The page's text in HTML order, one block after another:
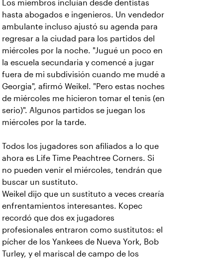
Los miembros incluían desde dentistas
hasta abogados e ingenieros. Un vendedor
ambulante incluso ajustó su agenda para
regresar a la ciudad para los partidos del
miércoles por la noche. "Jugué un poco en
la escuela secundaria y comencé a jugar
fuera de mi subdivisión cuando me mudé a
Georgia", afirmó Weikel. "Pero estas noches
de miércoles me hicieron tomar el tenis (en
serio)". Algunos partidos se juegan los
miércoles por la tarde.
Todos los jugadores son afiliados a lo que
ahora es Life Time Peachtree Corners. Si
no pueden venir el miércoles, tendrán que
buscar un sustituto.
Weikel dijo que un sustituto a veces crearía
enfrentamientos interesantes. Kopec
recordó que dos ex jugadores
profesionales entraron como sustitutos: el
pícher de los Yankees de Nueva York, Bob
Turley, y el mariscal de campo de los